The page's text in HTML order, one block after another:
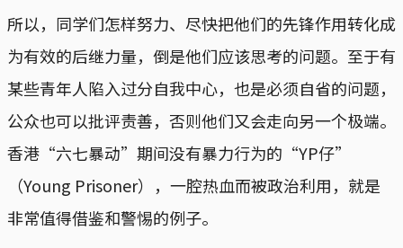
所以，同学们怎样努力、尽快把他们的先锋作用转化成
为有效的后继力量，倒是他们应该思考的问题。至于有
某些青年人陷入过分自我中心，也是必须自省的问题，
公众也可以批评责善，否则他们又会走向另一个极端。
香港“六七暴动”期间没有暴力行为的“YP仔”
（Young Prisoner），一腔热血而被政治利用，就是
非常值得借鉴和警惕的例子。